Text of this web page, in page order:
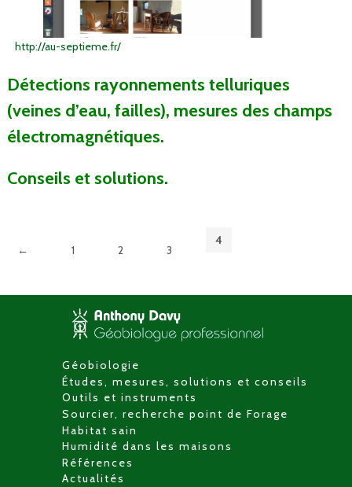
http://au-septieme.fr/
Détections rayonnements telluriques
(veines d’eau, failles), mesures des champs
électromagnétiques.
Conseils et solutions.
← 1 2 3
4
Géobiologie
Études, mesures, solutions et conseils
Outils et instruments
Sourcier, recherche point de Forage
Habitat sain
Humidité dans les maisons
Références
Actualités